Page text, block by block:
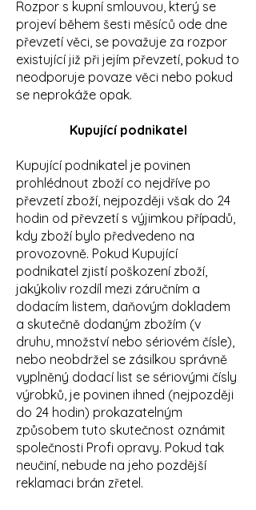
Rozpor s kupní smlouvou, který se
projeví během šesti měsíců ode dne
převzetí věci, se považuje za rozpor
existující již při jejím převzetí, pokud to
neodporuje povaze věci nebo pokud
se neprokáže opak.
Kupující podnikatel
Kupující podnikatel je povinen
prohlédnout zboží co nejdříve po
převzetí zboží, nejpozději však do 24
hodin od převzetí s výjimkou případů,
kdy zboží bylo předvedeno na
provozovně. Pokud Kupující
podnikatel zjistí poškození zboží,
jakýkoliv rozdíl mezi záručním a
dodacím listem, daňovým dokladem
a skutečně dodaným zbožím (v
druhu, množství nebo sériovém čísle),
nebo neobdržel se zásilkou správně
vyplněný dodací list se sériovými čísly
výrobků, je povinen ihned (nejpozději
do 24 hodin) prokazatelným
způsobem tuto skutečnost oznámit
společnosti Profi opravy. Pokud tak
neučiní, nebude na jeho pozdější
reklamaci brán zřetel.